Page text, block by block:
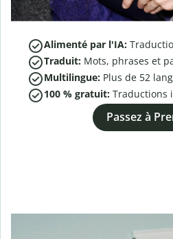
Alimenté par l'IA:
Traduit: Mots, phrases et
Multilingue: Plus de 52
100 % gratuit: Traductions
Passez à